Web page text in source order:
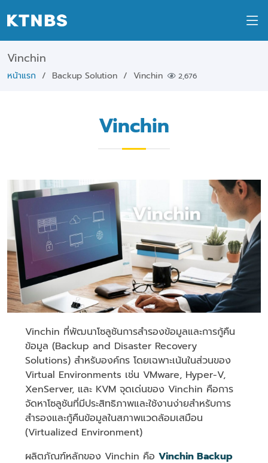
Vinchin
หน้าแรก Backup Solution Vinchin 2,676
Vinchin
Vinchin ที่พัฒนาโซลูชันการสำรองข้อมูลและการกู้คืน
ข้อมูล (Backup and Disaster Recovery
Solutions) สำหรับองค์กร โดยเฉพาะเน้นในส่วนของ
Virtual Environments เช่น VMware, Hyper-V,
XenServer, และ KVM จุดเด่นของ Vinchin คือการ
จัดหาโซลูชันที่มีประสิทธิภาพและใช้งานง่ายสำหรับการ
สำรองและกู้คืนข้อมูลในสภาพแวดล้อมเสมือน
(Virtualized Environment)
ผลิตภัณฑ์หลักของ Vinchin คือ Vinchin Backup